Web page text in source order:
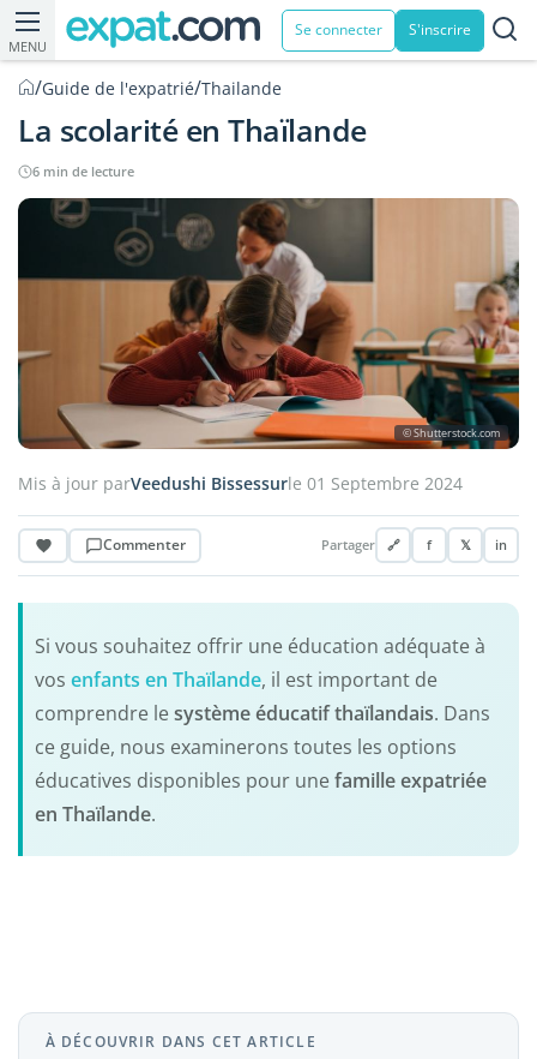
MENU
Se connecter S'inscrire
/Guide de l'expatrié/Thailande
La scolarité en Thaïlande
6 min de lecture
© Shutterstock.com
Mis à jour parVeedushi Bissessurle 01 Septembre 2024
Commenter Partager 🔗 f 𝕏 in
Si vous souhaitez offrir une éducation adéquate à
vos enfants en Thaïlande, il est important de
comprendre le système éducatif thaïlandais. Dans
ce guide, nous examinerons toutes les options
éducatives disponibles pour une famille expatriée
en Thaïlande.
À DÉCOUVRIR DANS CET ARTICLE